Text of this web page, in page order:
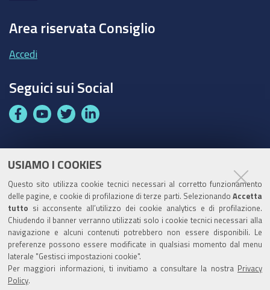
USIAMO I COOKIES
Questo sito utilizza cookie tecnici necessari al corretto funzionamento
delle pagine, e cookie di profilazione di terze parti. Selezionando Accetta
tutto si acconsente all’utilizzo dei cookie analytics e di profilazione.
Chiudendo il banner verranno utilizzati solo i cookie tecnici necessari alla
navigazione e alcuni contenuti potrebbero non essere disponibili. Le
preferenze possono essere modificate in qualsiasi momento dal menu
laterale "Gestisci impostazioni cookie".
Per maggiori informazioni, ti invitiamo a consultare la nostra
Privacy
Policy
Area riservata Consiglio
Accedi
Seguici sui Social
F
e
o
o
k
Y
t
b
e
T
t
e
r
L
k
d
I
n
Codice Univoco Ufficio:UF1SDE
I soggetti privati potranno effettuare i pagamenti
tramite PagoPA con Modalità diretta o con Avviso di
pagamento al seguente linkPaga con PagoPA
Codice IBAN per le pubbliche amministrazioni